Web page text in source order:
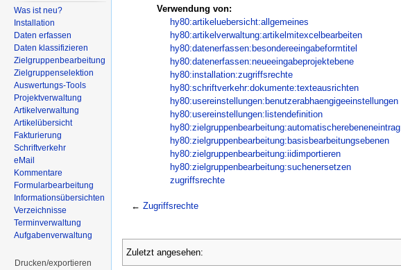
Verwendung von:
hy80:artikeluebersicht:allgemeines
hy80:artikelverwaltung:artikelmitexcelbearbeiten
hy80:datenerfassen:besondereeingabeformtitel
hy80:datenerfassen:neueeingabeprojektebene
hy80:installation:zugriffsrechte
hy80:schriftverkehr:dokumente:texteausrichten
hy80:usereinstellungen:benutzerabhaengigeeinstellungen
hy80:usereinstellungen:listendefinition
hy80:zielgruppenbearbeitung:automatischerebeneneintrag
hy80:zielgruppenbearbeitung:basisbearbeitungsebenen
hy80:zielgruppenbearbeitung:iidimportieren
hy80:zielgruppenbearbeitung:suchenersetzen
zugriffsrechte
← Zugriffsrechte
Zuletzt angesehen:
Was ist neu?
Installation
Daten erfassen
Daten klassifizieren
Zielgruppenbearbeitung
Zielgruppenselektion
Auswertungs-Tools
Projektverwaltung
Artikelverwaltung
Artikelübersicht
Fakturierung
Schriftverkehr
eMail
Kommentare
Formularbearbeitung
Informationsübersichten
Verzeichnisse
Terminverwaltung
Aufgabenverwaltung
Drucken/exportieren